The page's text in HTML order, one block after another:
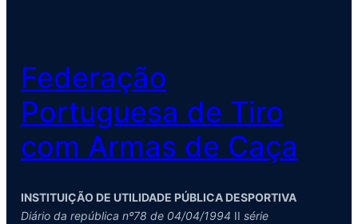
Federação
Portuguesa de Tiro
com Armas de Caça
INSTITUIÇÃO DE UTILIDADE PÚBLICA DESPORTIVA
Diário da república nº78 de 04/04/1994 II série